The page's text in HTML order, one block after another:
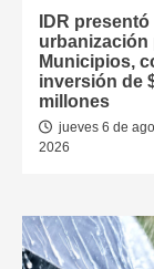
IDR
urbanización
Municipios,
inversión de
millones
jueves 6 de
2026